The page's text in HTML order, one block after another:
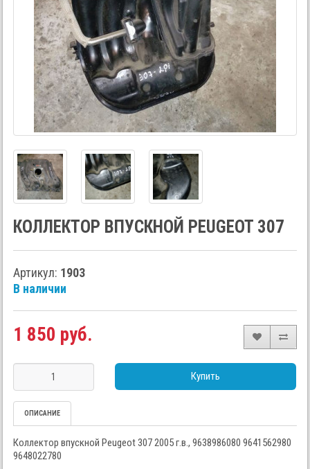
КОЛЛЕКТОР ВПУСКНОЙ PEUGEOT 307
Артикул: 1903
В наличии
1 850 руб.
Купить
ОПИСАНИЕ
Коллектор впускной Peugeot 307 2005 г.в., 9638986080 9641562980
9648022780